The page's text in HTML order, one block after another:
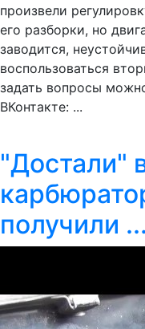
произвели
его разборки, но
заводится,
воспользоваться
задать вопросы
ВКонтакте: ...
"Достали"
получили